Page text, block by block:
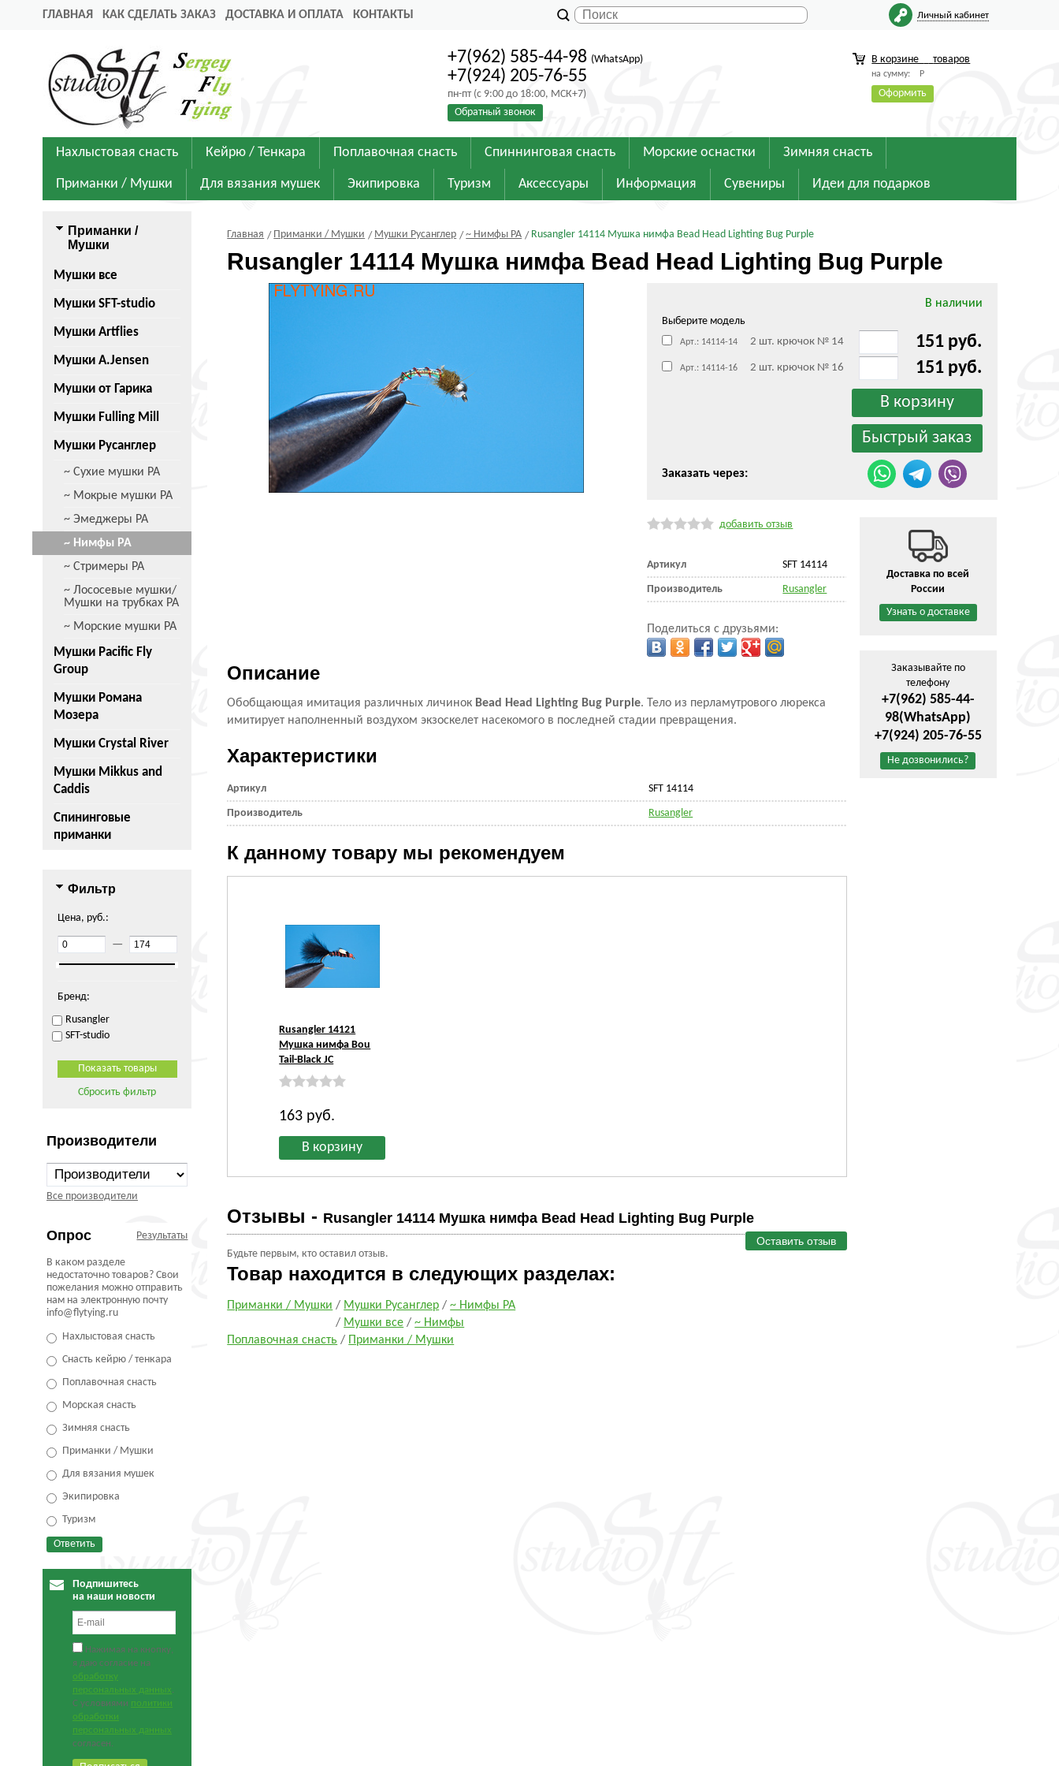
ГЛАВНАЯ КАК СДЕЛАТЬ ЗАКАЗ ДОСТАВКА И ОПЛАТА КОНТАКТЫ Личный кабинет
+7(962) 585-44-98 (WhatsApp)
+7(924) 205-76-55
пн-пт (с 9:00 до 18:00, МСК+7)
Обратный звонок
В корзине товаров
на сумму: Р
Оформить
Нахлыстовая снасть Кейрю / Тенкара Поплавочная снасть Спиннинговая снасть Морские оснастки Зимняя снасть
Приманки / Мушки Для вязания мушек Экипировка Туризм Аксессуары Информация Сувениры Идеи для подарков
Приманки /
Мушки
Мушки все
Мушки SFT-studio
Мушки Artflies
Мушки A.Jensen
Мушки от Гарика
Мушки Fulling Mill
Мушки Русанглер
~ Сухие мушки РА
~ Мокрые мушки РА
~ Эмеджеры РА
~ Нимфы РА
~ Стримеры РА
~ Лососевые мушки/
Мушки на трубках РА
~ Морские мушки РА
Мушки Pacific Fly
Group
Мушки Романа
Мозера
Мушки Crystal River
Мушки Mikkus and
Caddis
Спининговые
приманки
Фильтр
Цена, руб.:
—
Бренд:
Rusangler
SFT-studio
Сбросить фильтр
Производители
Все производители
Опрос Результаты
В каком разделе
недостаточно товаров? Свои
пожелания можно отправить
нам на электронную почту
info@flytying.ru
Нахлыстовая снасть
Снасть кейрю / тенкара
Поплавочная снасть
Морская снасть
Зимняя снасть
Приманки / Мушки
Для вязания мушек
Экипировка
Туризм
Подпишитесь
на наши новости
Нажимая на кнопку,
я даю согласие на
обработку
персональных данных.
С условиями политики
обработки
персональных данных
согласен.
Главная Приманки / Мушки Мушки Русанглер ~ Нимфы РА Rusangler 14114 Мушка нимфа Bead Head Lighting Bug Purple
Rusangler 14114 Мушка нимфа Bead Head Lighting Bug Purple
В наличии
Выберите модель
Арт.: 14114-14 2 шт. крючок № 14 151 руб.
Арт.: 14114-16 2 шт. крючок № 16 151 руб.
Заказать через:
добавить отзыв
Артикул SFT 14114
Производитель Rusangler
Поделиться с друзьями:
Описание
Обобщающая имитация различных личинок Bead Head Lighting Bug Purple. Тело из перламутрового люрекса
имитирует наполненный воздухом экзоскелет насекомого в последней стадии превращения.
Характеристики
Артикул SFT 14114
Производитель Rusangler
К данному товару мы рекомендуем
Rusangler 14121
Мушка нимфа Bou
Tail-Black JC
163 руб.
Отзывы - Rusangler 14114 Мушка нимфа Bead Head Lighting Bug Purple
Оставить отзыв
Будьте первым, кто оставил отзыв.
Доставка по всей
России
Узнать о доставке
Заказывайте по
телефону
+7(962) 585-44-
98(WhatsApp)
+7(924) 205-76-55
Не дозвонились?
Товар находится в следующих разделах:
Приманки / Мушки / Мушки Русанглер /~ Нимфы РА
/ Мушки все /~ Нимфы
Поплавочная снасть / Приманки / Мушки